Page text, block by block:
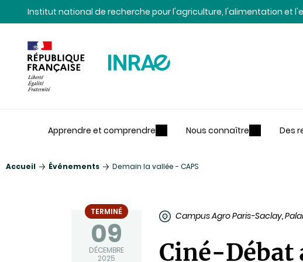
Contenu
Recherche
NavigationInstitut national de recherche pour l'agriculture, l'alimentation et
Apprendre et comprendre Nous connaître Des
Accueil Événements Demain la vallée - CAPS
09
DÉCEMBRE
2025
TERMINÉ Campus Agro Paris-Saclay,
Ciné-